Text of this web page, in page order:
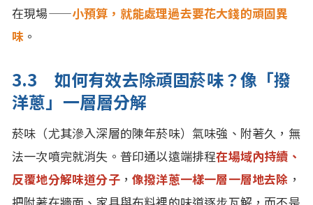
在現場——小預算，就能處理過去要花大錢的頑固異
味 。
3.3 如何有效去除頑固菸味？像「撥
洋蔥」一層層分解
菸味（尤其滲入深層的陳年菸味）氣味強、附著久，無
法一次噴完就消失。普印通以遠端排程在場域內持續、
反覆地分解味道分子，像撥洋蔥一樣一層一層地去除 ，